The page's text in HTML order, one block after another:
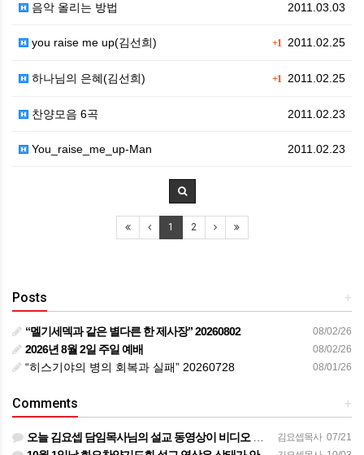
2011.03.03
음악 올리는 방법
+1 2011.02.25
you raise me up(김선희)
+1 2011.02.25
하나님의 은혜(김선희)
2011.02.23
찬양모음 6곡
2011.02.23
You_raise_me_up-Man
1 2
+
Posts
08/02/26
“멜기세덱과 같은 별다른 한 제사장” 20260802
08/02/26
2026년 8월 2일 주일 예배
08/01/26
“히스기야의 병의 회복과 실패” 20260728
+
Comments
김요셉목사 07/21
오늘 김요셉 담임목사님의 설교 동영상이 비디오 장비 문제로 영상을 올려 드리지 못해 죄송합니다 오늘 주일 설…